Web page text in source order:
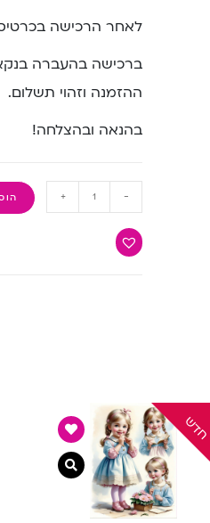
לאחר הרכישה
ברכישה בהעברה
ההזמנה וזהוי תשלום.
בהנאה ובהצלחה!
-
+